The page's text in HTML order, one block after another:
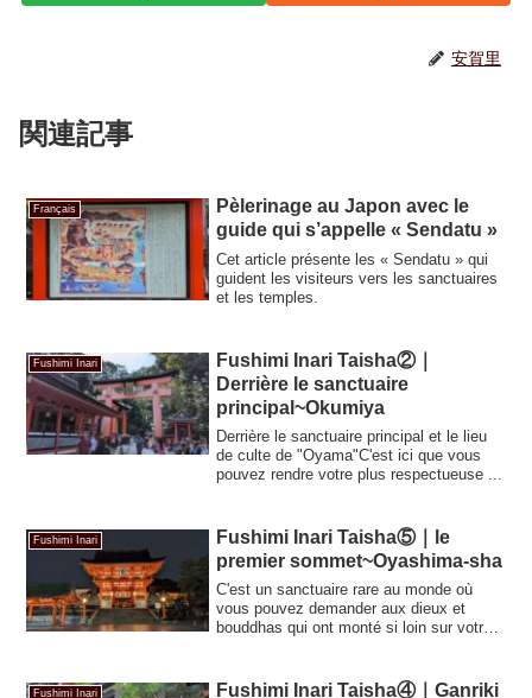
安賀里
関連記事
Français
Pèlerinage au Japon avec le
guide qui s’appelle « Sendatu »
Cet article présente les « Sendatu » qui
guident les visiteurs vers les sanctuaires
et les temples.
Fushimi Inari
Fushimi Inari Taisha②｜
Derrière le sanctuaire
principal~Okumiya
Derrière le sanctuaire principal et le lieu
de culte de "Oyama"C'est ici que vous
pouvez rendre votre plus respectueuse ...
Fushimi Inari
Fushimi Inari Taisha⑤｜le
premier sommet~Oyashima-sha
C'est un sanctuaire rare au monde où
vous pouvez demander aux dieux et
bouddhas qui ont monté si loin sur votre
Fushimi Inari
Fushimi Inari Taisha④｜Ganriki